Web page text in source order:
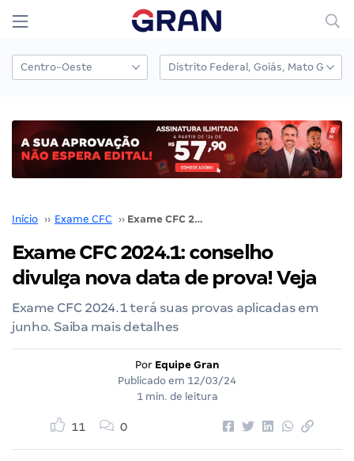
Início ›› Exame CFC ›› Exame CFC 2024.1: conselho divulga nova data de prova! Veja
Exame CFC 2024.1: conselho
divulga nova data de prova! Veja
Exame CFC 2024.1 terá suas provas aplicadas em
junho. Saiba mais detalhes
Por Equipe Gran
Publicado em 12/03/24
1 min. de leitura
11 0